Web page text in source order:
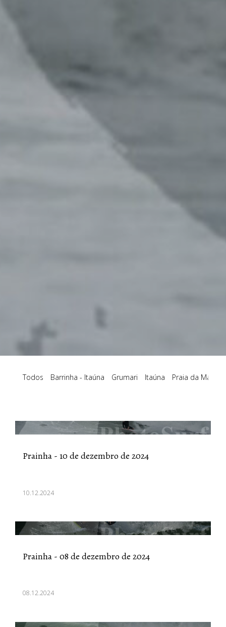
Todos Barrinha - Itaúna Grumari Itaúna Praia da
Prainha - 10 de dezembro de 2024
10.12.2024
Prainha - 08 de dezembro de 2024
08.12.2024